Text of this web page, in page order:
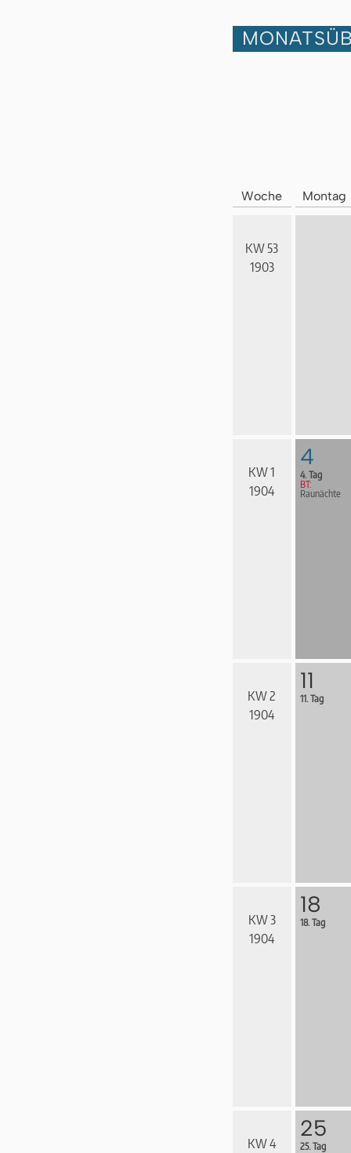
Woche Montag
KW 53
1903
KW 1
1904
4
4. Tag
BT:
Raunächte
KW 2
1904
11
11. Tag
KW 3
1904
18
18. Tag
KW 4
25
25. Tag